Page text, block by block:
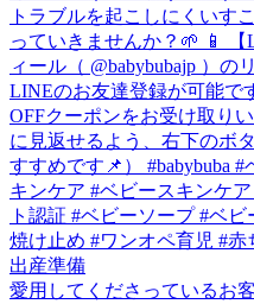
愛用してくださっているお